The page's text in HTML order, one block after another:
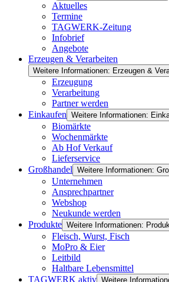
Aktuelles
Termine
TAGWERK-Zeitung
Infobrief
Angebote
Erzeugen & Verarbeiten
Weitere Informationen: Erzeugen &
Erzeugung
Verarbeitung
Partner werden
Einkaufen Weitere Informationen:
Biomärkte
Wochenmärkte
Ab Hof Verkauf
Lieferservice
Großhandel Weitere Informationen:
Unternehmen
Ansprechpartner
Webshop
Neukunde werden
Produkte Weitere Informationen:
Fleisch, Wurst, Fisch
MoPro & Eier
Leitbild
Haltbare Lebensmittel
TAGWERK aktiv Weitere